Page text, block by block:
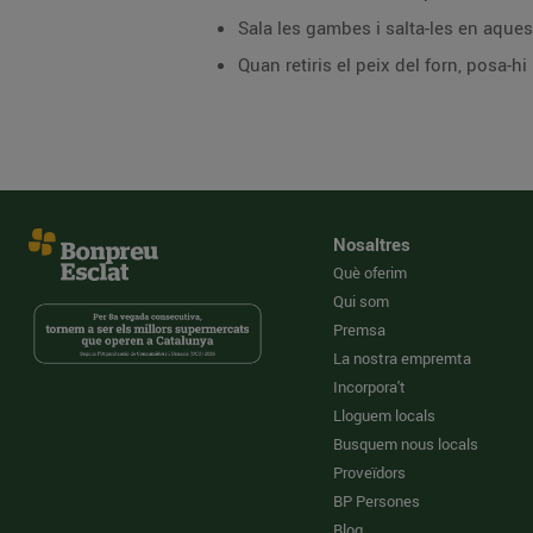
Sala les gambes i salta-les en
Quan retiris el peix del forn, posa-
Nosaltres
Què oferim
Qui som
Premsa
La nostra empremta
Incorpora't
Lloguem locals
Busquem nous locals
Proveïdors
BP Persones